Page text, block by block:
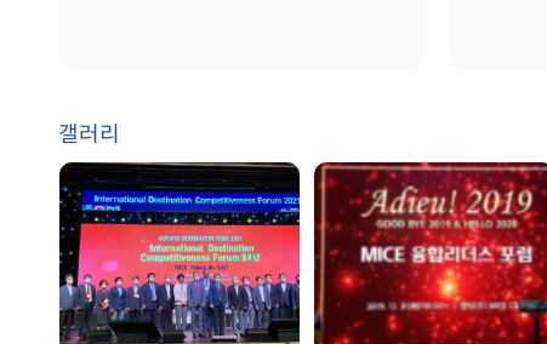
갤러리
GDW 2021 | 2021.
08. 25
송년회 | 2019. 12. 31